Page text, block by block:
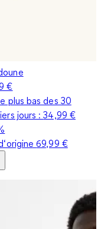
€
plus bas des 30
jours :34,99 €
69,99 €